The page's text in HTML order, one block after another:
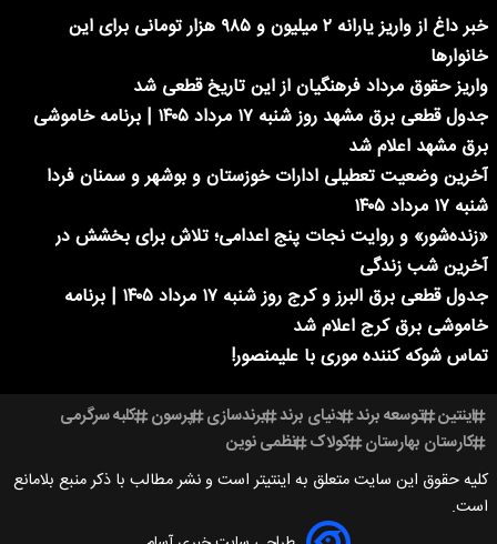
خبر داغ از واریز یارانه ۲ میلیون و ۹۸۵ هزار تومانی برای این
خانوارها
واریز حقوق مرداد فرهنگیان از این تاریخ قطعی شد
جدول قطعی برق مشهد روز شنبه ۱۷ مرداد ۱۴۰۵ | برنامه خاموشی
برق مشهد اعلام شد
آخرین وضعیت تعطیلی ادارات خوزستان و بوشهر و سمنان فردا
شنبه ۱۷ مرداد ۱۴۰۵
«زنده‌شور» و روایت نجات پنج اعدامی؛ تلاش برای بخشش در
آخرین شب زندگی
جدول قطعی برق البرز و کرج روز شنبه ۱۷ مرداد ۱۴۰۵ | برنامه
خاموشی برق کرج اعلام شد
تماس شوکه کننده موری با علیمنصور!
اینتین توسعه برند دنیای برند برندسازی پرسون کلبه سرگرمی
کارستان بهارستان کولاک نظمی نوین
کلیه حقوق این سایت متعلق به اینتیتر است و نشر مطالب با ذکر منبع بلامانع
است.